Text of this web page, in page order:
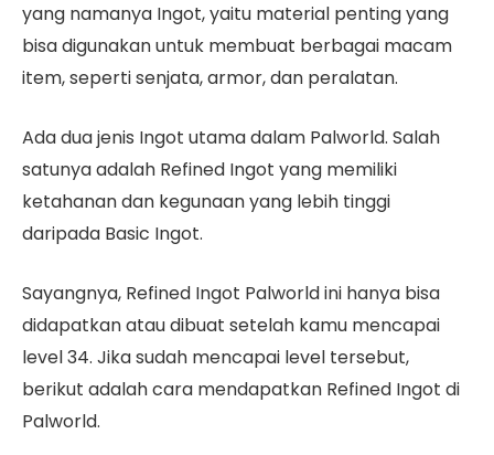
yang namanya Ingot, yaitu material penting yang
bisa digunakan untuk membuat berbagai macam
item, seperti senjata, armor, dan peralatan.
Ada dua jenis Ingot utama dalam Palworld. Salah
satunya adalah Refined Ingot yang memiliki
ketahanan dan kegunaan yang lebih tinggi
daripada Basic Ingot.
Sayangnya, Refined Ingot Palworld ini hanya bisa
didapatkan atau dibuat setelah kamu mencapai
level 34. Jika sudah mencapai level tersebut,
berikut adalah cara mendapatkan Refined Ingot di
Palworld.